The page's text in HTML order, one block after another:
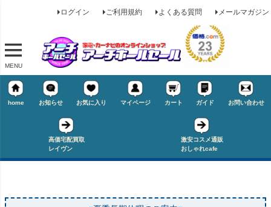
ログイン ご利用規約 よくある質問 メールマガジン
MENU
home お知らせ お気に入り マイページ カート ガイド お問い合わせ
高価宅配買取
レイヴン
激安コスメ通販
おしゃれcafe